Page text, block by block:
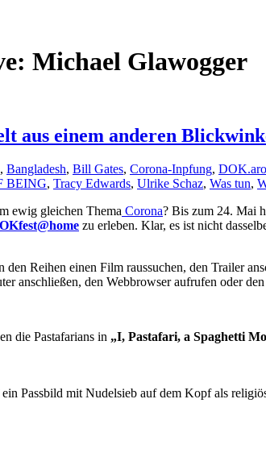
Michael Glawogger
aus einem anderen
, Bangladesh, Bill Gates, Corona-Inpfung,
BEING, Tracy Edwards, Ulrike Schaz, Was tun,
ewig gleichen Thema Corona? Bis zum 24. Mai
zu erleben. Klar, es ist nicht
den Reihen einen Film raussuchen, den Trailer
anschließen, den Webbrowser aufrufen oder
die Pastafarians in „I, Pastafari, a Spaghetti
Passbild mit Nudelsieb auf dem Kopf als